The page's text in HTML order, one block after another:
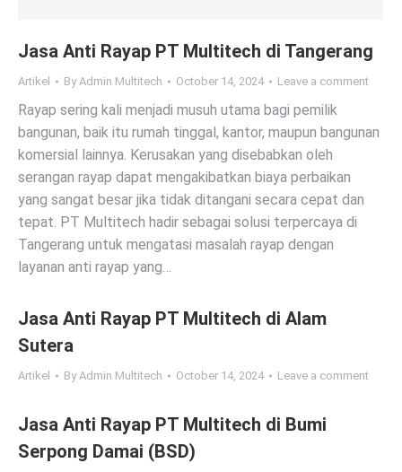
Jasa Anti Rayap PT Multitech di Tangerang
Artikel ByAdmin Multitech October 14, 2024 Leave a comment
Rayap sering kali menjadi musuh utama bagi pemilik
bangunan, baik itu rumah tinggal, kantor, maupun bangunan
komersial lainnya. Kerusakan yang disebabkan oleh
serangan rayap dapat mengakibatkan biaya perbaikan
yang sangat besar jika tidak ditangani secara cepat dan
tepat. PT Multitech hadir sebagai solusi terpercaya di
Tangerang untuk mengatasi masalah rayap dengan
layanan anti rayap yang…
Jasa Anti Rayap PT Multitech di Alam
Sutera
Artikel ByAdmin Multitech October 14, 2024 Leave a comment
Jasa Anti Rayap PT Multitech di Bumi
Serpong Damai (BSD)